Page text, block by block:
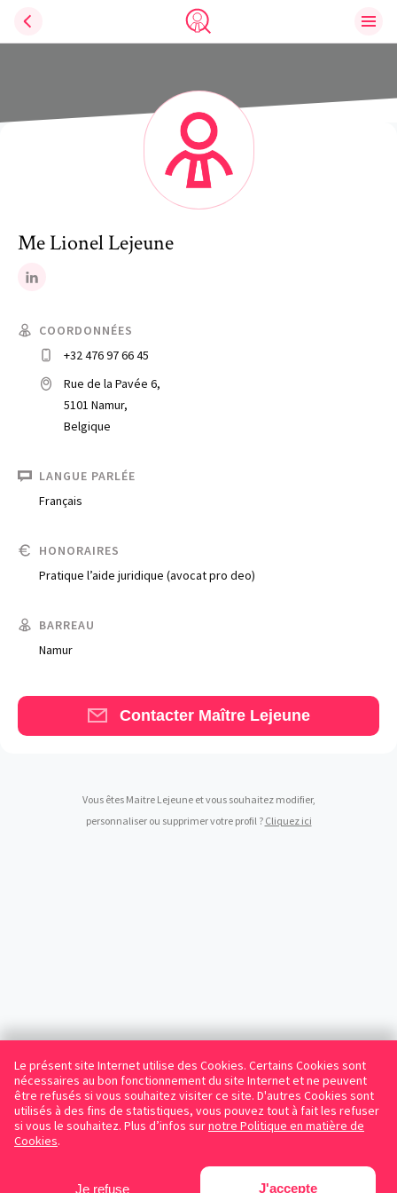
Trouve un avocat
Une start-up 100% indépendante
Le présent site Internet utilise des Cookies. Certains Cookies sont
nécessaires au bon fonctionnement du site Internet et ne peuvent
être refusés si vous souhaitez visiter ce site. D'autres Cookies sont
utilisés à des fins de statistiques, vous pouvez tout à fait les refuser
si vous le souhaitez. Plus d’infos surnotre Politique en matière de
Cookies.
Je refuse J'accepte
MeLionelLejeune
LinkedIn
COORDONNÉES
+32 476 97 66 45
Rue de la Pavée 6,
5101 Namur,
Belgique
LANGUE PARLÉE
Français
HONORAIRES
Pratique l’aide juridique (avocat pro deo)
BARREAU
Namur
Contacter Maître Lejeune
Vous êtes Maitre Lejeune et vous souhaitez modifier,
personnaliser ou supprimer votre profil ? Cliquez ici